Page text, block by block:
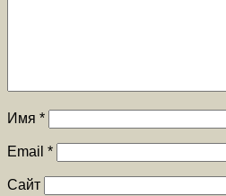
Имя *
Email *
Сайт